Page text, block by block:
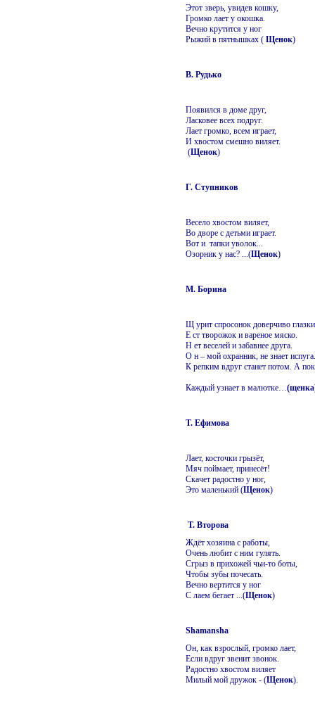
Этот зверь, увидев кошку,
Громко лает у окошка.
Вечно крутится у ног
Рыжий в пятнышках ( Щенок)
В. Рудько
Появился в доме друг,
Ласковее всех подруг.
Лает громко, всем играет,
И хвостом смешно виляет.
(Щенок)
Г. Ступников
Весело хвостом виляет,
Во дворе с детьми играет.
Вот и тапки уволок...
Озорник у нас? ...(Щенок)
М. Борина
Щ урит спросонок доверчиво
Е ст творожок и вареное мяско.
Н ет веселей и забавнее друга.
О н – мой охранник, не знает испуга.
К репким вдруг станет потом. А
Каждый узнает в малютке…
Т. Ефимова
Лает, косточки грызёт,
Мяч поймает, принесёт!
Скачет радостно у ног,
Это маленький (Щенок)
Т. Второва
Ждёт хозяина с работы,
Очень любит с ним гулять.
Сгрыз в прихожей чьи-то боты,
Чтобы зубы почесать.
Вечно вертится у ног
С лаем бегает ...(Щенок)
Shamansha
Он, как взрослый, громко лает,
Если вдруг звенит звонок.
Радостно хвостом виляет
Милый мой дружок - (Щенок).